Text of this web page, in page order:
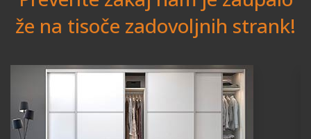
že na tisoče zadovoljnih strank!